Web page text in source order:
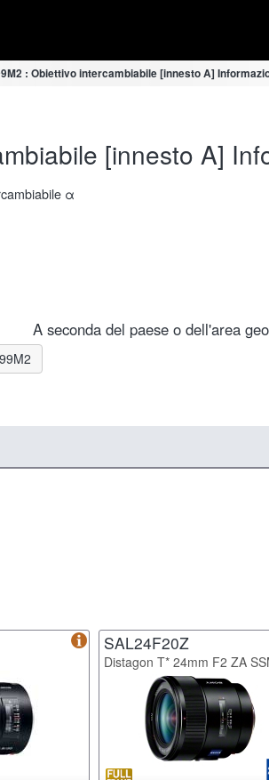
: Obiettivo intercambiabile [innesto A]
[innesto A]
α
A seconda del paese o dell'area
SAL24F20Z
Distagon T* 24mm F2 ZA